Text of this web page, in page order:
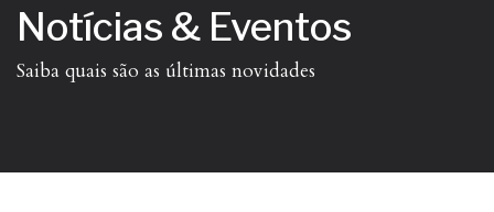
Notícias & Eventos
Saiba quais são as últimas novidades